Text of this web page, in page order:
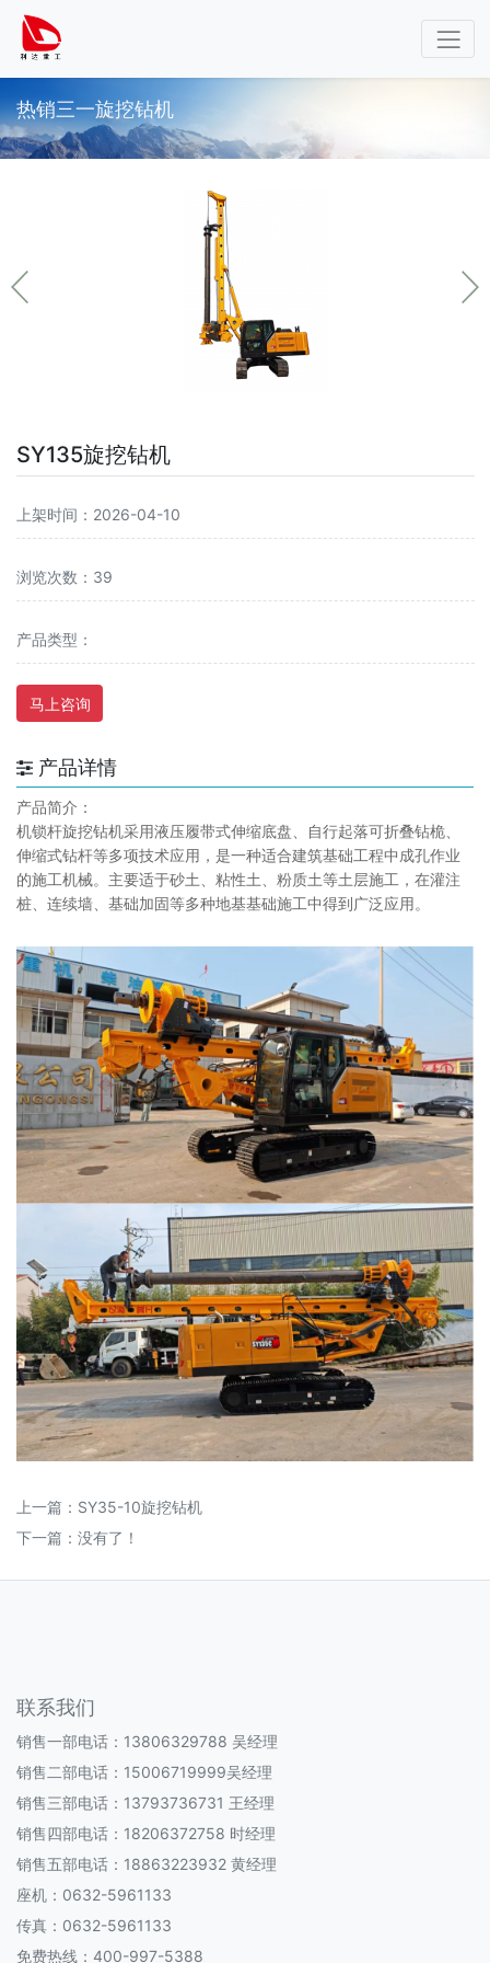
热销三一旋挖钻机
SY135旋挖钻机
上架时间：2026-04-10
浏览次数：39
产品类型：
马上咨询
产品详情
产品简介：
机锁杆旋挖钻机采用液压履带式伸缩底盘、自行起落可折叠钻桅、
伸缩式钻杆等多项技术应用，是一种适合建筑基础工程中成孔作业
的施工机械。主要适于砂土、粘性土、粉质土等土层施工，在灌注
桩、连续墙、基础加固等多种地基基础施工中得到广泛应用。
上一篇： SY35-10旋挖钻机
下一篇：没有了！
联系我们
销售一部电话：13806329788 吴经理
销售二部电话：15006719999吴经理
销售三部电话：13793736731 王经理
销售四部电话：18206372758 时经理
销售五部电话：18863223932 黄经理
座机：0632-5961133
传真：0632-5961133
免费热线：400-997-5388